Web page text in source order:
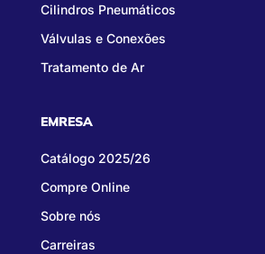
Cilindros Pneumáticos
Válvulas e Conexões
Tratamento de Ar
EMRESA
Catálogo 2025/26
Compre Online
Sobre nós
Carreiras